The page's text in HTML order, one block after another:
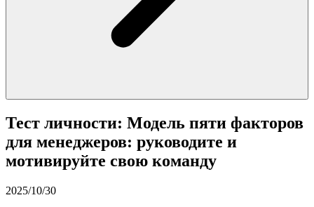
Тест личности: Модель пяти факторов
для менеджеров: руководите и
мотивируйте свою команду
2025/10/30